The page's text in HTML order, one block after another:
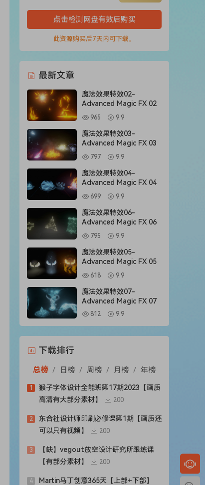
点击检测网盘有效后购买
此资源购买后7天内可下载。
最新文章
魔法效果特效02-
Advanced Magic FX 02
965 9.9
魔法效果特效03-
Advanced Magic FX 03
797 9.9
魔法效果特效04-
Advanced Magic FX 04
699 9.9
魔法效果特效06-
Advanced Magic FX 06
795 9.9
魔法效果特效05-
Advanced Magic FX 05
618 9.9
魔法效果特效07-
Advanced Magic FX 07
812 9.9
下载排行
总榜 / 日榜 / 周榜 / 月榜 / 年榜
1
猴子字体设计全能班第17期2023【画质
高清有大部分素材】
200
2
东合社设计师印刷必修课第1期【画质还
可以只有视频】
200
3
【缺】vegout放空设计研究所跟练课
【有部分素材】
200
4 Martin马丁创意365天【上部+下部】